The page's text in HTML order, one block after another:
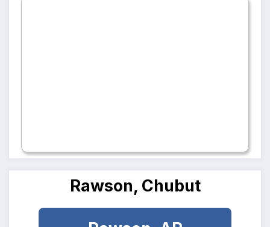
Rawson, Chubut